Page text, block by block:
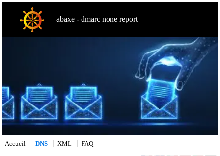
abaxe - dmarc none report
Accueil DNS XML FAQ